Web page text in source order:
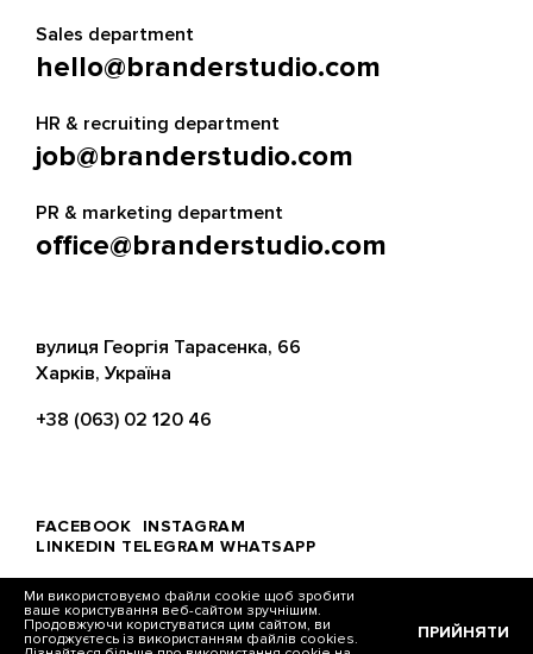
Ми використовуємо файли cookie щоб зробити
ваше користування веб-сайтом зручнішим.
Продовжуючи користуватися цим сайтом, ви
погоджуєтесь із використанням файлів cookies.
ПРИЙНЯТИ
Sales department
hello@branderstudio.com
HR & recruiting department
job@branderstudio.com
PR & marketing department
office@branderstudio.com
вулиця Георгія Тарасенка, 66
Харків, Україна
+38 (063) 02 120 46
FACEBOOK
INSTAGRAM
LINKEDIN TELEGRAM WHATSAPP
© Brander, 2026